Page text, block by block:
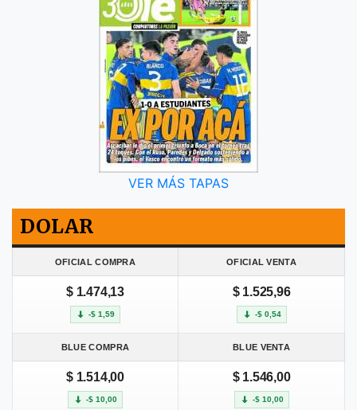
VER MÁS TAPAS
DOLAR
OFICIAL COMPRA OFICIAL VENTA
$ 1.474,13
-$ 1,59
$ 1.525,96
-$ 0,54
BLUE COMPRA BLUE VENTA
$ 1.514,00
-$ 10,00
$ 1.546,00
-$ 10,00